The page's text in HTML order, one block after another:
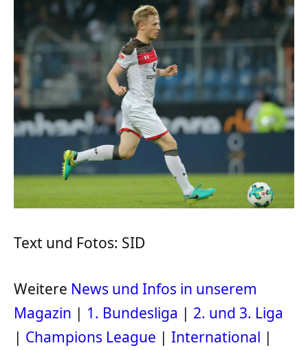
Text und Fotos: SID
Weitere News und Infos in unserem
Magazin | 1. Bundesliga | 2. und 3. Liga
| Champions League | International |